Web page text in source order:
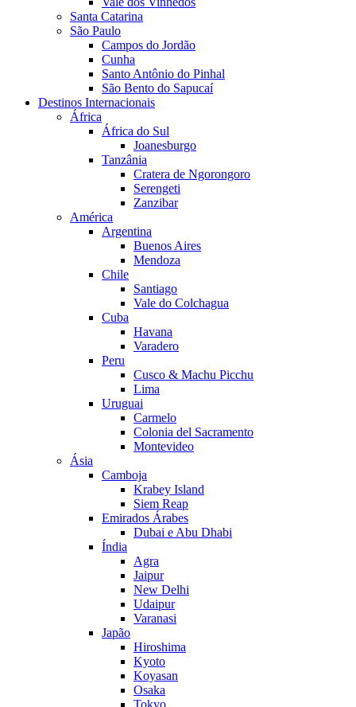
Santa Catarina
São Paulo
Campos do Jordão
Cunha
Santo Antônio do Pinhal
São Bento do Sapucaí
Destinos Internacionais
África
África do Sul
Joanesburgo
Tanzânia
Cratera de Ngorongoro
Serengeti
Zanzibar
América
Argentina
Buenos Aires
Mendoza
Chile
Santiago
Vale do Colchagua
Cuba
Havana
Varadero
Peru
Cusco & Machu Picchu
Lima
Uruguai
Carmelo
Colonia del Sacramento
Montevideo
Ásia
Camboja
Krabey Island
Siem Reap
Emirados Árabes
Dubai e Abu Dhabi
Índia
Agra
Jaipur
New Delhi
Udaipur
Varanasi
Japão
Hiroshima
Kyoto
Koyasan
Osaka
Tokyo